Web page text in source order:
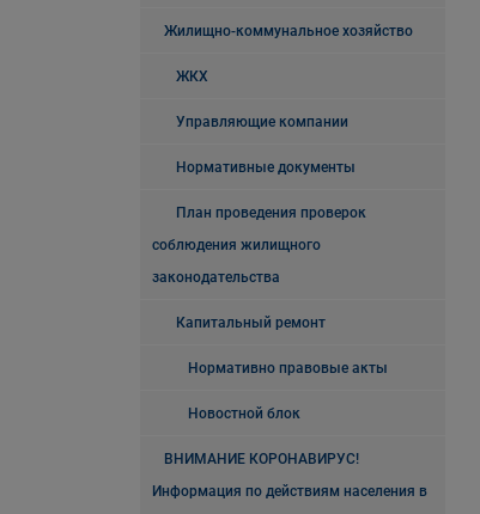
Жилищно-коммунальное хозяйство
ЖКХ
Управляющие компании
Нормативные документы
План проведения проверок
соблюдения жилищного
законодательства
Капитальный ремонт
Нормативно правовые акты
Новостной блок
ВНИМАНИЕ КОРОНАВИРУС!
Информация по действиям населения в